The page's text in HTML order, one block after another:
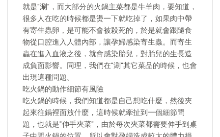
就是"涮"，而大部分的火鍋主菜都是牛羊肉，要知道，
很多人在吃的時候都是燙一下就吃掉了，如果肉中帶
有寄生蟲卵，是可能不會被殺死的，於是就會跟隨食
物從口腔進入人體內部，讓孕婦感染寄生蟲。而寄生
蟲在進入血液之後，就會感染胎兒，對胎兒的生長造
成負面影響。同理，我們在"涮"其它菜品的時候，也會
出現這種問題。
吃火鍋的動作細節有風險
吃火鍋的時候，我們知道都是自己想吃什麼，然後夾
起來往鍋裡面放什麼，這時候就牽扯到一個細節問
題，也就是"伸手夾菜"，由於每次夾菜都需要伸手到桌